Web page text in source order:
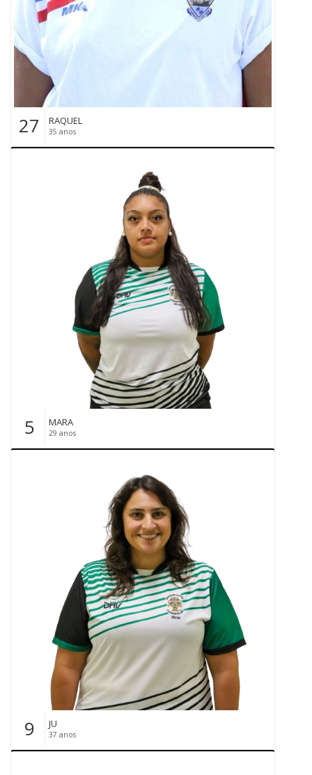
27 RAQUEL
35 anos
5 MARA
29 anos
9 JU
37 anos